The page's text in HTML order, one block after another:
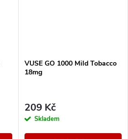
VUSE GO 1000 Mild Tobacco
18mg
209 Kč
Skladem